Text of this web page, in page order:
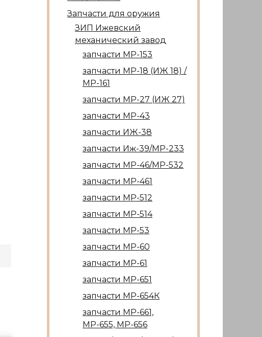
Запчасти для оружия
ЗИП Ижевский
механический завод
запчасти МР-153
запчасти МР-18 (ИЖ 18) /
МР-161
запчасти МР-27 (ИЖ 27)
запчасти МР-43
запчасти ИЖ-38
запчасти Иж-39/МР-233
запчасти МР-46/МР-532
запчасти МР-461
запчасти МР-512
запчасти МР-514
запчасти МР-53
запчасти МР-60
запчасти МР-61
запчасти МР-651
запчасти МР-654К
запчасти МР-661,
МР-655, МР-656